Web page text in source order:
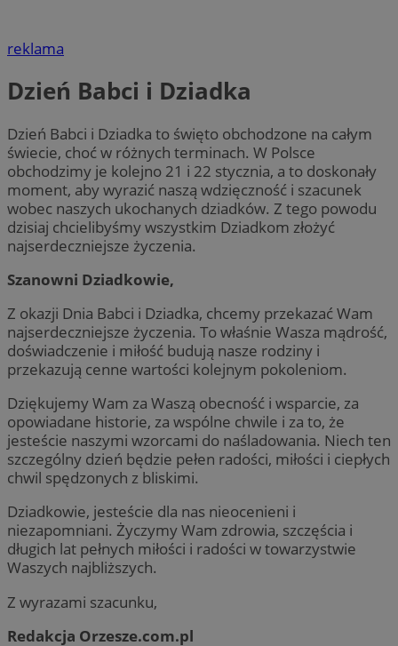
reklama
Dzień Babci i Dziadka
Dzień Babci i Dziadka to święto obchodzone na całym
świecie, choć w różnych terminach. W Polsce
obchodzimy je kolejno 21 i 22 stycznia, a to doskonały
moment, aby wyrazić naszą wdzięczność i szacunek
wobec naszych ukochanych dziadków. Z tego powodu
dzisiaj chcielibyśmy wszystkim Dziadkom złożyć
najserdeczniejsze życzenia.
Szanowni Dziadkowie,
Z okazji Dnia Babci i Dziadka, chcemy przekazać Wam
najserdeczniejsze życzenia. To właśnie Wasza mądrość,
doświadczenie i miłość budują nasze rodziny i
przekazują cenne wartości kolejnym pokoleniom.
Dziękujemy Wam za Waszą obecność i wsparcie, za
opowiadane historie, za wspólne chwile i za to, że
jesteście naszymi wzorcami do naśladowania. Niech ten
szczególny dzień będzie pełen radości, miłości i ciepłych
chwil spędzonych z bliskimi.
Dziadkowie, jesteście dla nas nieocenieni i
niezapomniani. Życzymy Wam zdrowia, szczęścia i
długich lat pełnych miłości i radości w towarzystwie
Waszych najbliższych.
Z wyrazami szacunku,
Redakcja Orzesze.com.pl